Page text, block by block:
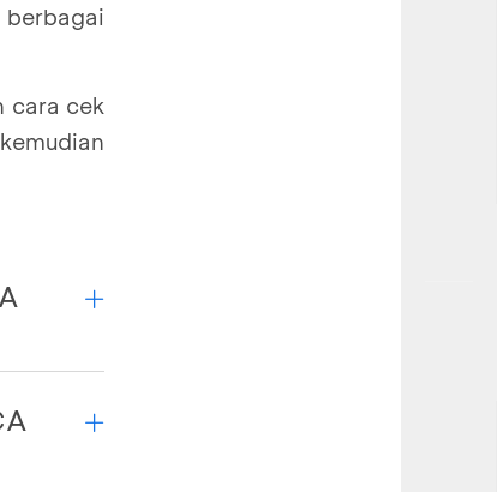
cara cek